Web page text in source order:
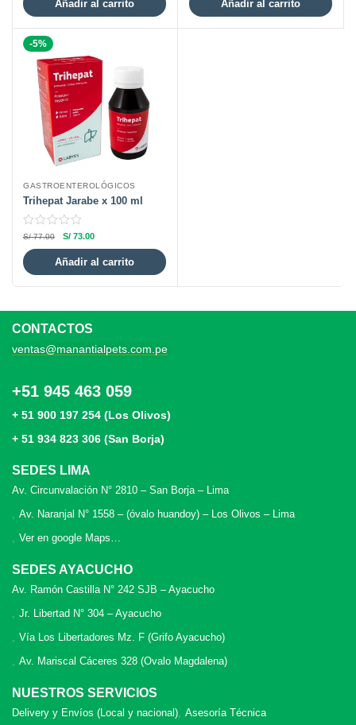
Añadir al carrito Añadir al carrito
-5%
GASTROENTEROLÓGICOS
Trihepat Jarabe x 100 ml
S/77.00 S/ 73.00
Añadir al carrito
CONTACTOS
ventas@manantialpets.com.pe
+51 945 463 059
+ 51 900 197 254 (Los Olivos)
+ 51 934 823 306 (San Borja)
SEDES LIMA
Av. Circunvalación N° 2810 – San Borja – Lima
Av. Naranjal N° 1558 – (óvalo huandoy) – Los Olivos – Lima
Ver en google Maps…
SEDES AYACUCHO
Av. Ramón Castilla N° 242 SJB – Ayacucho
Jr. Libertad N° 304 – Ayacucho
Vía Los Libertadores Mz. F (Grifo Ayacucho)
Av. Mariscal Cáceres 328 (Ovalo Magdalena)
NUESTROS SERVICIOS
Delivery y Envíos (Local y nacional) Asesoría Técnica